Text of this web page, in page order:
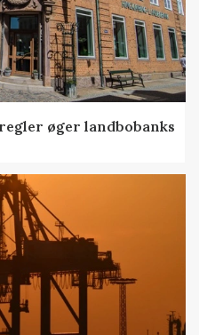
øger landbobanks